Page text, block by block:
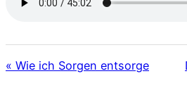
« Wie ich Sorgen entsorge